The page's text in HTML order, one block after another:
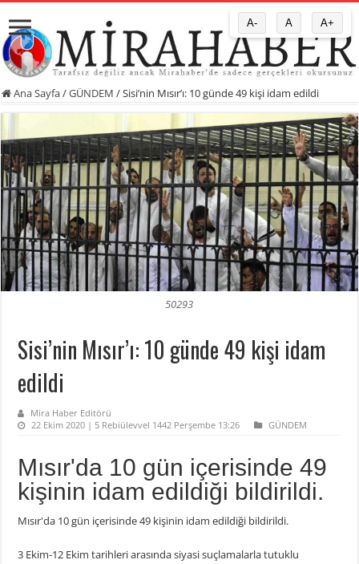
Ana Sayfa/GÜNDEM /Sisi’nin Mısır’ı: 10 günde 49 kişi idam edildi
50293
Sisi’nin Mısır’ı: 10 günde 49 kişi idam
edildi
Mira Haber Editörü
22 Ekim 2020 | 5 Rebiülevvel 1442 Perşembe 13:26
GÜNDEM
Mısır'da 10 gün içerisinde 49
kişinin idam edildiği bildirildi.
Mısır'da 10 gün içerisinde 49 kişinin idam edildiği bildirildi.
3 Ekim-12 Ekim tarihleri arasında siyasi suçlamalarla tutuklu
A- A A+